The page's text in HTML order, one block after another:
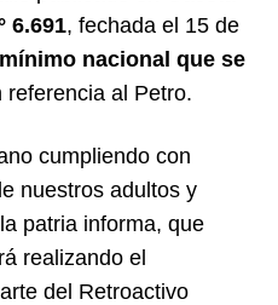
6.691, fechada el 15 de
nacional que se
referencia al Petro.
cumpliendo con
nuestros adultos y
patria informa, que
realizando el
del Retroactivo